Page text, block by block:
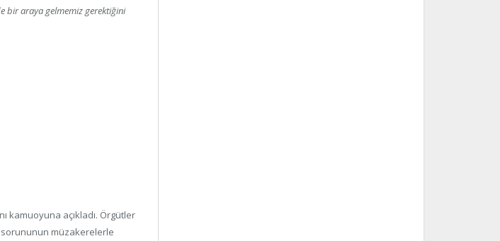
bir araya gelmemiz gerektiğini
kamuoyuna açıkladı. Örgütler
sorununun müzakerelerle